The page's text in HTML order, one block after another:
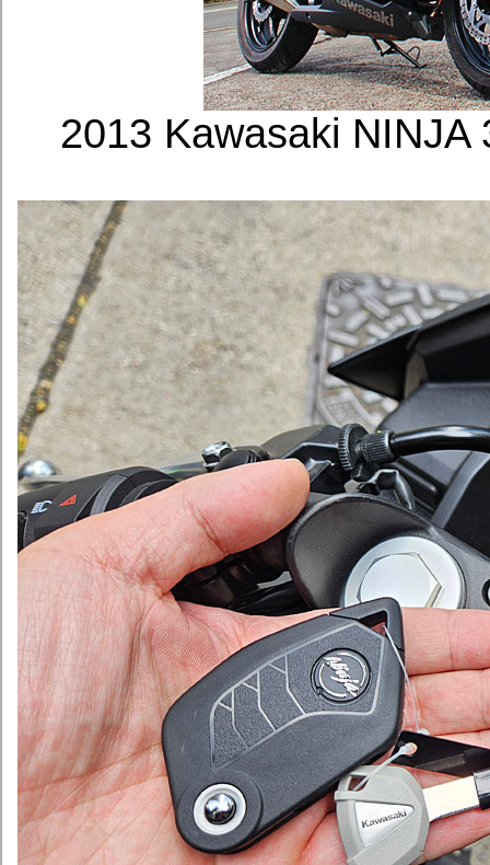
2013 Kawasaki